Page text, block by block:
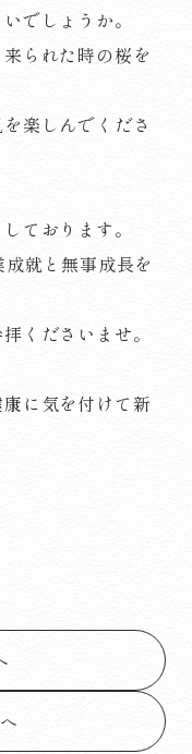
でしょうか。
られた時の桜を
楽しんでくださ
ております。
就と無事成長を
くださいませ。
に気を付けて新